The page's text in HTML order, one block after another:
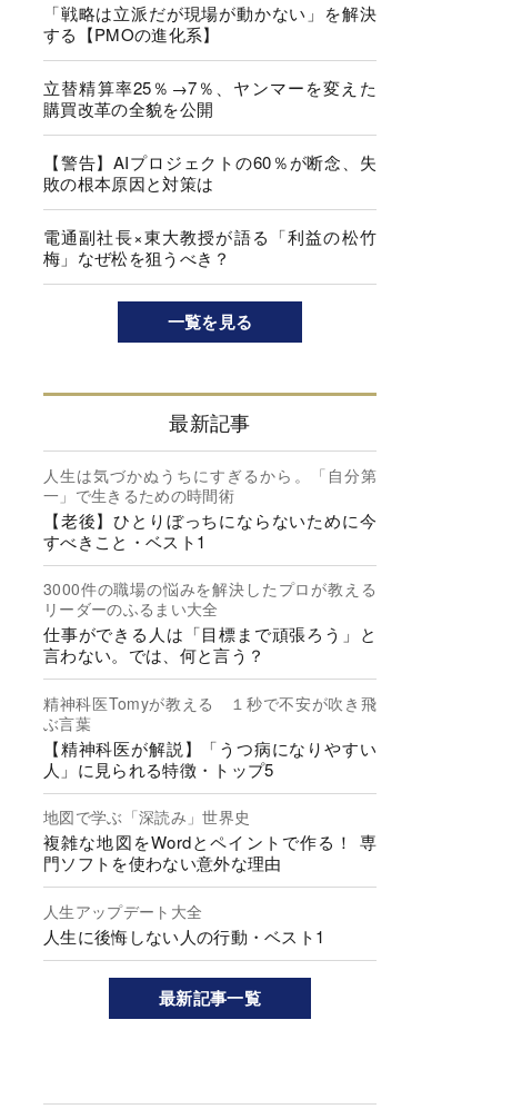
「戦略は立派だが現場が動かない」を解決
する【PMOの進化系】
立替精算率25％→7％、ヤンマーを変えた
購買改革の全貌を公開
【警告】AIプロジェクトの60％が断念、失
敗の根本原因と対策は
電通副社長×東大教授が語る「利益の松竹
梅」なぜ松を狙うべき？
一覧を見る
最新記事
人生は気づかぬうちにすぎるから。「自分第
一」で生きるための時間術
【老後】ひとりぼっちにならないために今
すべきこと・ベスト1
3000件の職場の悩みを解決したプロが教える
リーダーのふるまい大全
仕事ができる人は「目標まで頑張ろう」と
言わない。では、何と言う？
精神科医Tomyが教える １秒で不安が吹き飛
ぶ言葉
【精神科医が解説】「うつ病になりやすい
人」に見られる特徴・トップ5
地図で学ぶ「深読み」世界史
複雑な地図をWordとペイントで作る！ 専
門ソフトを使わない意外な理由
人生アップデート大全
人生に後悔しない人の行動・ベスト1
最新記事一覧